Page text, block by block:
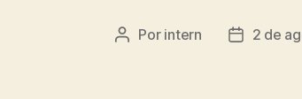
Autor
Por intern
Fecha
2 de